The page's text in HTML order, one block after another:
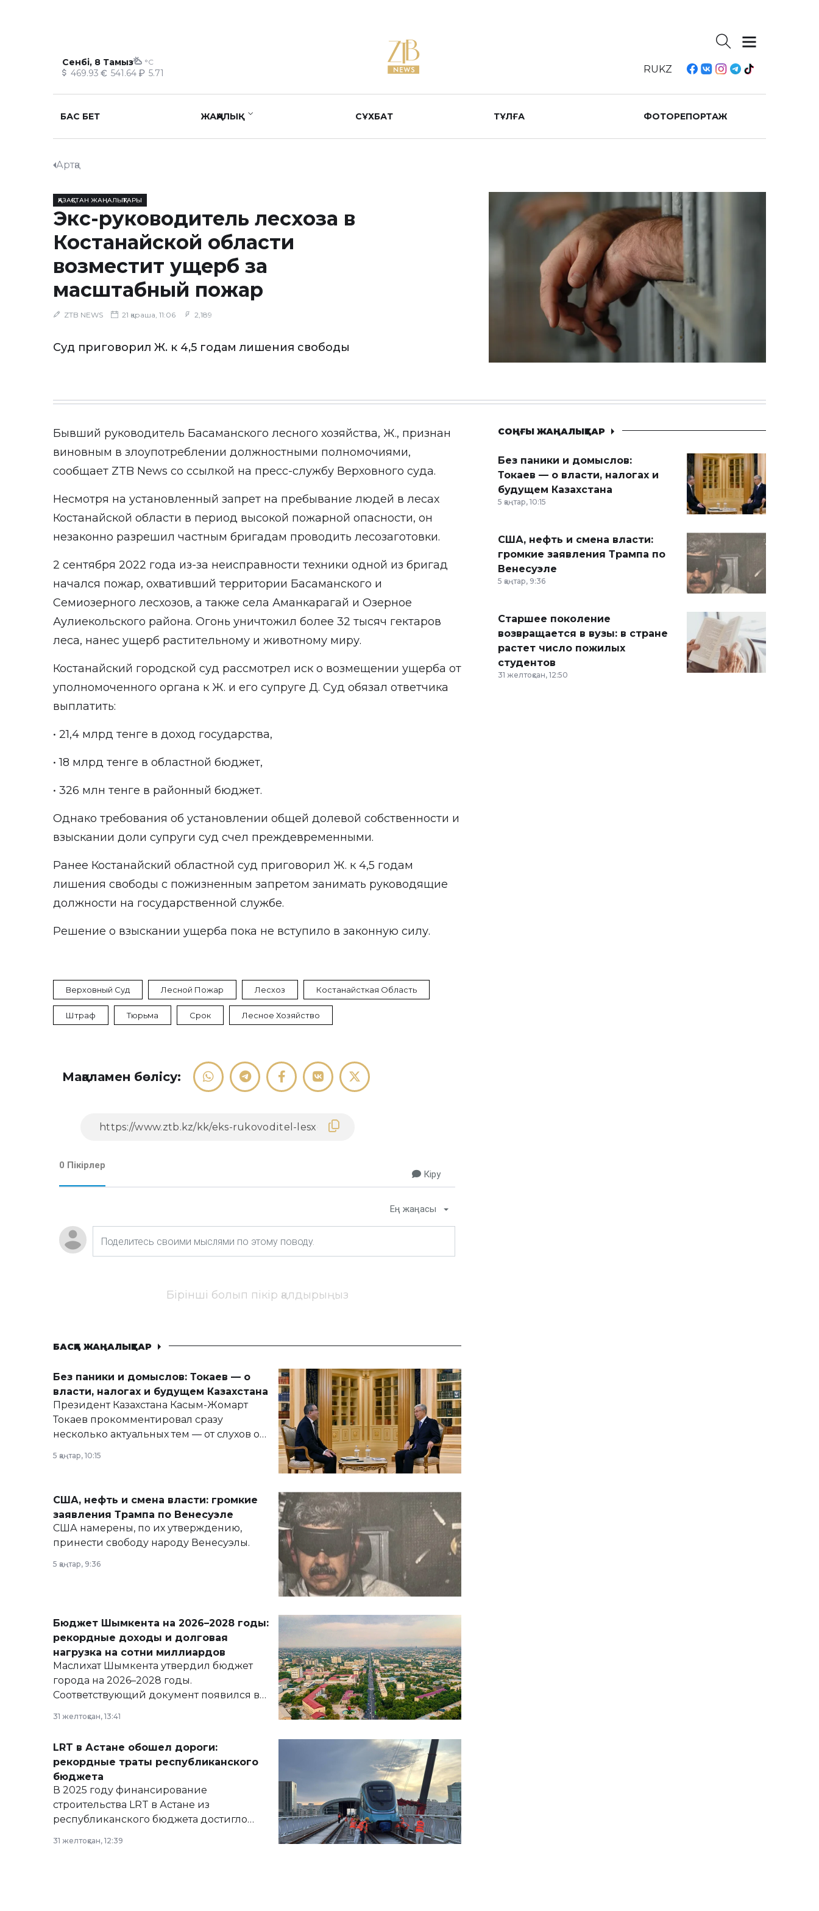
Сенбі, 8 Тамыз °C
469.93 541.64 5.71 RUKZ
БАС БЕТ ЖАҢАЛЫҚ СҰХБАТ ТҰЛҒА ФОТОРЕПОРТАЖ
Артқа
ҚАЗАҚСТАН ЖАҢАЛЫҚТАРЫ
Экс-руководитель лесхоза в
Костанайской области
возместит ущерб за
масштабный пожар
ZTB NEWS 21 қараша, 11:06 2,189
Суд приговорил Ж. к 4,5 годам лишения свободы
Бывший руководитель Басаманского лесного хозяйства, Ж., признан
виновным в злоупотреблении должностными полномочиями,
сообщает ZTB News со ссылкой на пресс-службу Верховного суда.
Несмотря на установленный запрет на пребывание людей в лесах
Костанайской области в период высокой пожарной опасности, он
незаконно разрешил частным бригадам проводить лесозаготовки.
2 сентября 2022 года из-за неисправности техники одной из бригад
начался пожар, охвативший территории Басаманского и
Семиозерного лесхозов, а также села Аманкарагай и Озерное
Аулиекольского района. Огонь уничтожил более 32 тысяч гектаров
леса, нанес ущерб растительному и животному миру.
Костанайский городской суд рассмотрел иск о возмещении ущерба от
уполномоченного органа к Ж. и его супруге Д. Суд обязал ответчика
выплатить:
• 21,4 млрд тенге в доход государства,
• 18 млрд тенге в областной бюджет,
• 326 млн тенге в районный бюджет.
Однако требования об установлении общей долевой собственности и
взыскании доли супруги суд счел преждевременными.
Ранее Костанайский областной суд приговорил Ж. к 4,5 годам
лишения свободы с пожизненным запретом занимать руководящие
должности на государственной службе.
Решение о взыскании ущерба пока не вступило в законную силу.
Верховный Суд Лесной Пожар Лесхоз Костанайсткая Область
Штраф Тюрьма Срок Лесное Хозяйство
Мақаламен бөлісу:
0 Пікірлер
Кіру
Ең жаңасы
Бірінші болып пікір қалдырыңыз
БАСҚА ЖАҢАЛЫҚТАР
Без паники и домыслов: Токаев — о
власти, налогах и будущем Казахстана
Президент Казахстана Касым-Жомарт
Токаев прокомментировал сразу
несколько актуальных тем — от слухов о
армии, экономики и личного здоровья.
5 қаңтар, 10:15
США, нефть и смена власти: громкие
заявления Трампа по Венесуэле
США намерены, по их утверждению,
принести свободу народу Венесуэлы.
5 қаңтар, 9:36
Бюджет Шымкента на 2026–2028 годы:
рекордные доходы и долговая
нагрузка на сотни миллиардов
Маслихат Шымкента утвердил бюджет
города на 2026–2028 годы.
Соответствующий документ появился в
сайте маслихат города.
31 желтоқсан, 13:41
LRT в Астане обошел дороги:
рекордные траты республиканского
бюджета
В 2025 году финансирование
строительства LRT в Астане из
республиканского бюджета достигло
31 желтоқсан, 12:39
СОҢҒЫ ЖАҢАЛЫҚТАР
Без паники и домыслов:
Токаев — о власти, налогах и
будущем Казахстана
5 қаңтар, 10:15
США, нефть и смена власти:
громкие заявления Трампа по
Венесуэле
5 қаңтар, 9:36
Старшее поколение
возвращается в вузы: в стране
растет число пожилых
студентов
31 желтоқсан, 12:50